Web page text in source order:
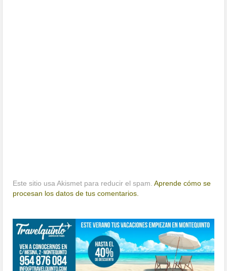
Este sitio usa Akismet para reducir el spam.Aprende cómo se
procesan los datos de tus comentarios.